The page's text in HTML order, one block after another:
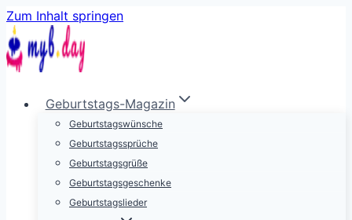
Zum Inhalt springen
Geburtstags-Magazin
Geburtstagswünsche
Geburtstagssprüche
Geburtstagsgrüße
Geburtstagsgeschenke
Geburtstagslieder